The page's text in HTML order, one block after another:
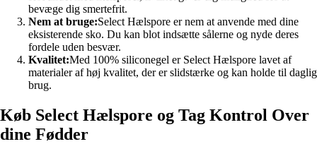
bevæge dig smertefrit.
Nem at bruge:Select Hælspore er nem at anvende med dine
eksisterende sko. Du kan blot indsætte sålerne og nyde deres
fordele uden besvær.
Kvalitet:Med 100% siliconegel er Select Hælspore lavet af
materialer af høj kvalitet, der er slidstærke og kan holde til daglig
brug.
Køb Select Hælspore og Tag Kontrol Over
dine Fødder